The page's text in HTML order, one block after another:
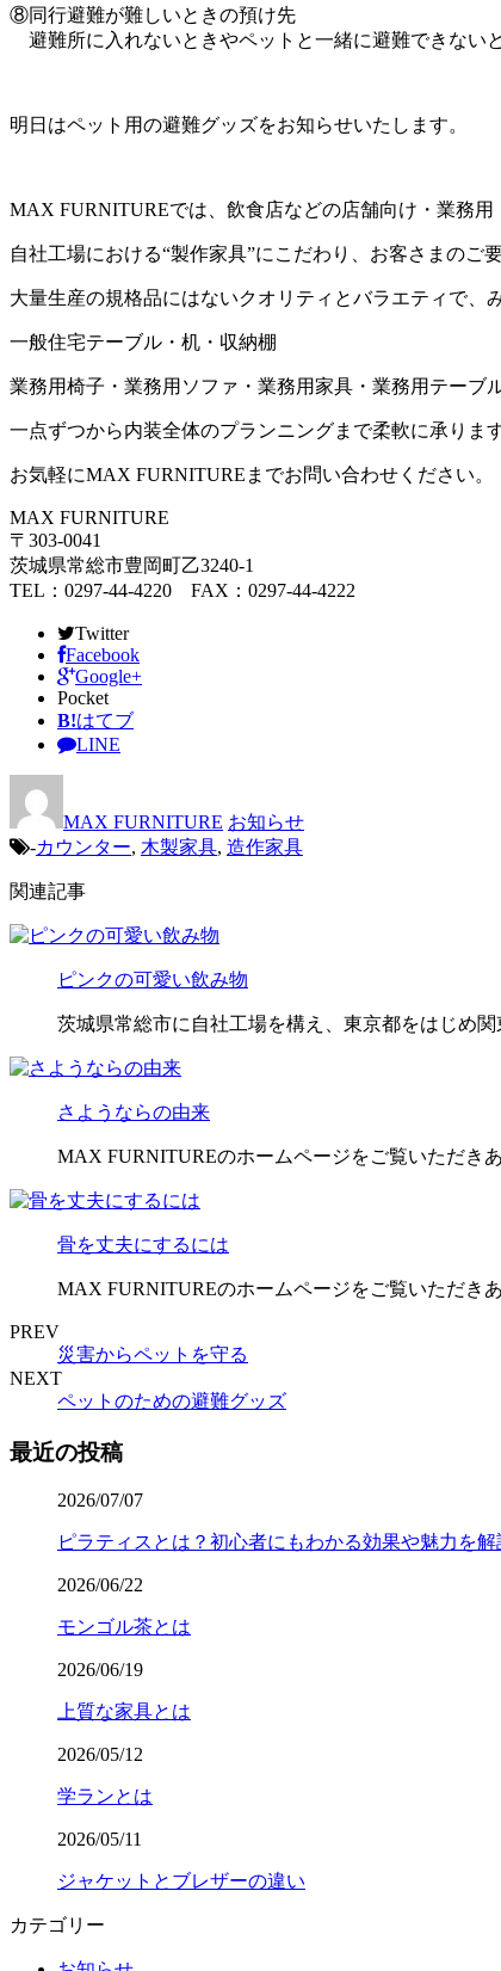
⑧同行避難が難しいときの預け先
避難所に入れないときやペットと一緒に避難できない
明日はペット用の避難グッズをお知らせいたします。
MAX FURNITUREでは、飲食店などの店舗向け・業務
自社工場における“製作家具”にこだわり、お客さまのご
大量生産の規格品にはないクオリティとバラエティで、
一般住宅テーブル・机・収納棚
業務用椅子・業務用ソファ・業務用家具・業務用テーブ
一点ずつから内装全体のプランニングまで柔軟に承ります
お気軽にMAX FURNITUREまでお問い合わせください。
MAX FURNITURE
〒303-0041
茨城県常総市豊岡町乙3240-1
TEL：0297-44-4220 FAX：0297-44-4222
Twitter
Facebook
Google+
Pocket
B!はてブ
LINE
MAX FURNITURE お知らせ
-カウンター, 木製家具, 造作家具
関連記事
ピンクの可愛い飲み物
茨城県常総市に自社工場を構え、東京都をはじめ
さようならの由来
MAX FURNITUREのホームページをご覧いただき
骨を丈夫にするには
MAX FURNITUREのホームページをご覧いただき
PREV
災害からペットを守る
NEXT
ペットのための避難グッズ
最近の投稿
2026/07/07
ピラティスとは？初心者にもわかる効果や魅力を解
2026/06/22
モンゴル茶とは
2026/06/19
上質な家具とは
2026/05/12
学ランとは
2026/05/11
ジャケットとブレザーの違い
カテゴリー